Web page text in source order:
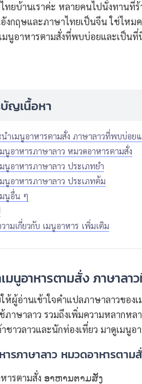
ทยบ้านเราค่ะ หลายคนไปนั่งทานที่
งกฤษและภาษาไทยเป็นจีน ใช่ไหม
มนูอาหารตามสั่งที่พบบ่อยและเป็น
ญเนื้อหา
ำเมนูอาหารตามสั่ง ภาษาลาวที่พบบ่อย
นูอาหารภาษาลาว หมวดอาหารตามสั่ง
นูอาหารภาษาลาว ประเภทยำ
นูอาหารภาษาลาว ประเภทต้ม
นูอื่น ๆ
ามเกี่ยวกับ เมนูอาหาร เพิ่มเติม
เมนูอาหารตามสั่ง ภาษาล
ห้ผู้อ่านเข้าใจคำแปลภาษาลาวของ
าษาลาว รวมถึงเพิ่มความหลากหล
ชาวลาวและนักท่องเที่ยว มาดูเมนูอ
ารภาษาลาว หมวดอาหารตาม
ารตามสั่ง ອາຫານຕາມສັ່ງ